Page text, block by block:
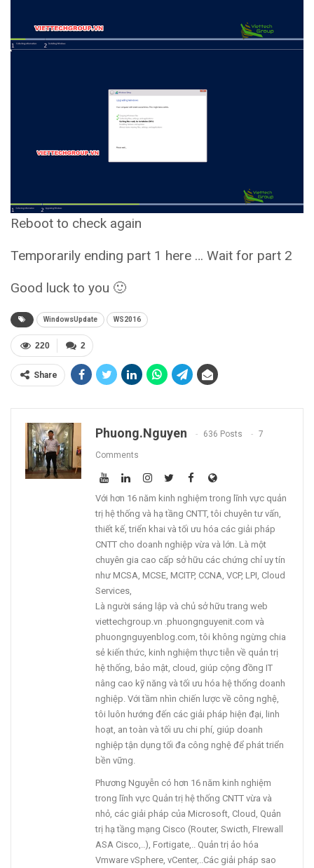
Reboot to check again
Temporarily ending part 1 here … Wait for part 2
Good luck to you 🙂
WindowsUpdate WS2016
2
220
Share
Phuong.nguyen 636 Posts 7
Comments
Với hơn 16 năm kinh nghiệm trong lĩnh vực quản
trị hệ thống và hạ tầng CNTT, tôi chuyên tư vấn,
thiết kế, triển khai và tối ưu hóa các giải pháp
CNTT cho doanh nghiệp vừa và lớn. Là một
chuyên gia cao cấp sở hữu các chứng chỉ uy tín
như MCSA, MCSE, MCITP, CCNA, VCP, LPI, Cloud
Services,
Là người sáng lập và chủ sở hữu trang web
viettechgroup.vn .phuongnguyenit.com và
phuongnguyenblog.com, tôi không ngừng chia
sẻ kiến thức, kinh nghiệm thực tiễn về quản trị
hệ thống, bảo mật, cloud, giúp cộng đồng IT
nâng cao kỹ năng và tối ưu hóa hệ thống doanh
nghiệp. Với tầm nhìn chiến lược về công nghệ,
tôi luôn hướng đến các giải pháp hiện đại, linh
hoạt, an toàn và tối ưu chi phí, giúp doanh
nghiệp tận dụng tối đa công nghệ để phát triển
bền vững.
Phương Nguyễn có hơn 16 năm kinh nghiệm
trong lĩnh vực Quản trị hệ thống CNTT vừa và
nhỏ, các giải pháp của Microsoft, Cloud, Quản
trị hạ tầng mạng Cisco (Router, Swicth, FIrewall
ASA Cisco,..), Fortigate,.. Quản trị ảo hóa
Vmware vSphere, vCenter,..Các giải pháp sao